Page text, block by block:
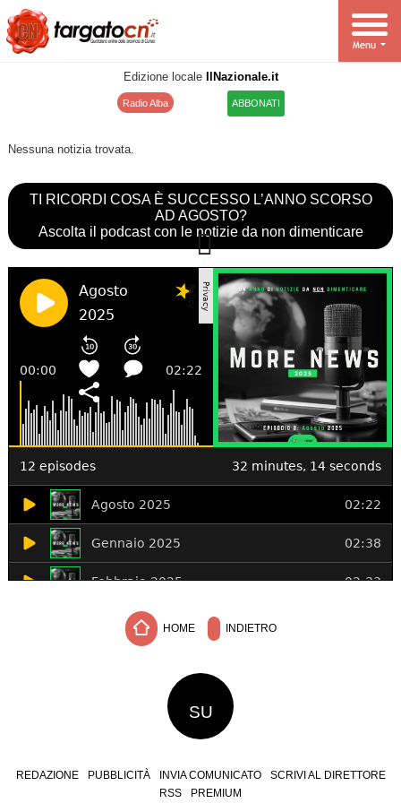
Edizione locale IlNazionale.it
Radio Alba ABBONATI
Nessuna notizia trovata.
TI RICORDI COSA È SUCCESSO L’ANNO SCORSO
AD AGOSTO?
Ascolta il podcast con le notizie da non dimenticare
HOME INDIETRO
SU
REDAZIONE PUBBLICITÀ INVIA COMUNICATO
SCRIVI AL DIRETTORE
RSS
PREMIUM